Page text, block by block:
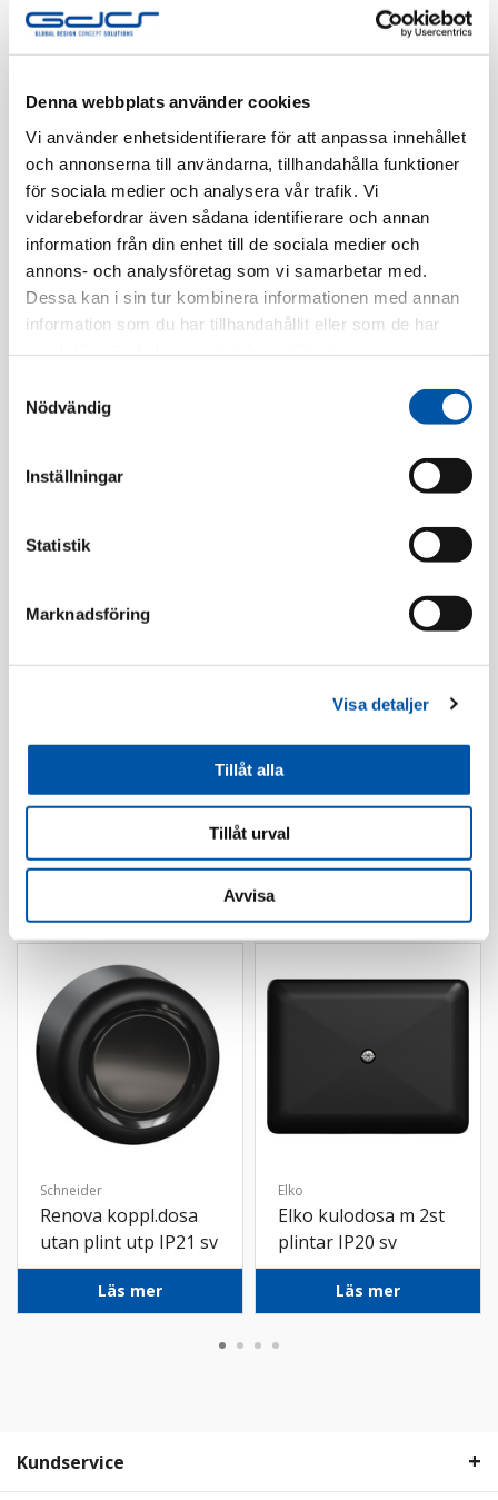
Denna webbplats använder cookies
Vi använder enhetsidentifierare för att anpassa innehållet
och annonserna till användarna, tillhandahålla funktioner
för sociala medier och analysera vår trafik. Vi
vidarebefordrar även sådana identifierare och annan
information från din enhet till de sociala medier och
annons- och analysföretag som vi samarbetar med.
Dessa kan i sin tur kombinera informationen med annan
information som du har tillhandahållit eller som de har
Nödvändig
Inställningar
Statistik
Marknadsföring
Visa detaljer
Tillåt alla
Tillåt urval
Avvisa
Finns i lager
Registrera dig
Specifikation
Läs mer
plintar IP20 fv
Läs mer
Dosor
Schneider
Renova koppl.dosa
utan plint utp IP21 sv
Läs mer
Elko
Elko kulodosa m 2st
plintar IP20 sv
Läs mer
Kundservice